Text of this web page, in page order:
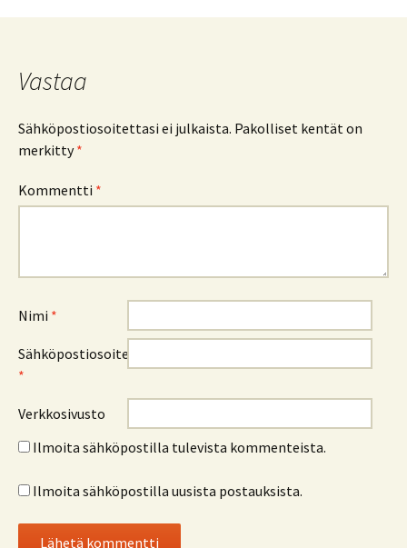
Vastaa
Sähköpostiosoitettasi ei julkaista. Pakolliset kentät on
merkitty*
Kommentti *
Nimi *
Sähköpostiosoite
*
Verkkosivusto
Ilmoita sähköpostilla tulevista kommenteista.
Ilmoita sähköpostilla uusista postauksista.